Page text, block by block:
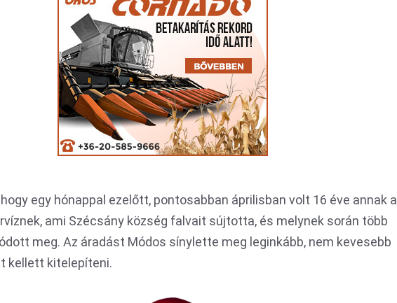
egy hónappal ezelőtt, pontosabban áprilisban volt 16 éve annak a
ami Szécsány község falvait sújtotta, és melynek során több
meg. Az áradást Módos sínylette meg leginkább, nem kevesebb
kellett kitelepíteni.